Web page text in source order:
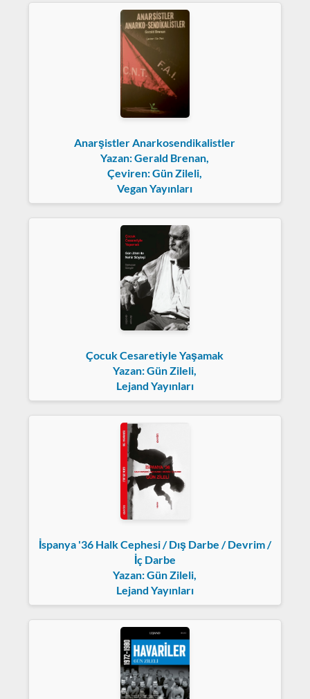
Anarşistler Anarkosendikalistler
Yazan: Gerald Brenan,
Çeviren: Gün Zileli,
Vegan Yayınları
Çocuk Cesaretiyle Yaşamak
Yazan: Gün Zileli,
Lejand Yayınları
İspanya '36 Halk Cephesi / Dış Darbe / Devrim /
İç Darbe
Yazan: Gün Zileli,
Lejand Yayınları